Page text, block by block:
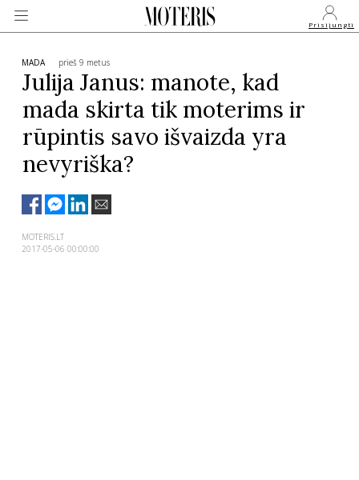
Prisijungti
VEIDAI
MONARCHIJA
MADA
GROŽIS
MADA prieš 9 metus
Julija Janus: manote, kad
mada skirta tik moterims ir
rūpintis savo išvaizda yra
nevyriška?
MOTERIS.LT
2017-05-06 00:00:00